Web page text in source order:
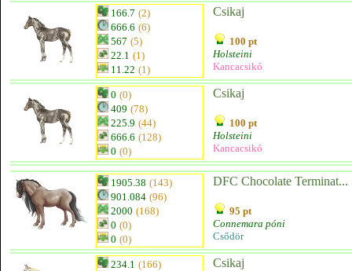
166.7 (2)
666.6 (6)
567 (5)
22.1 (1)
11.22 (1)
Csikaj
100 pt
Holsteini
Kancacsikó
0 (0)
409 (78)
225.9 (44)
666.6 (128)
0 (0)
Csikaj
100 pt
Holsteini
Kancacsikó
1905.38 (143)
901.084 (96)
2000 (168)
0 (0)
0 (0)
DFC Chocolate Terminat...
95 pt
Connemara póni
Csődör
234.1 (166)
Csikaj